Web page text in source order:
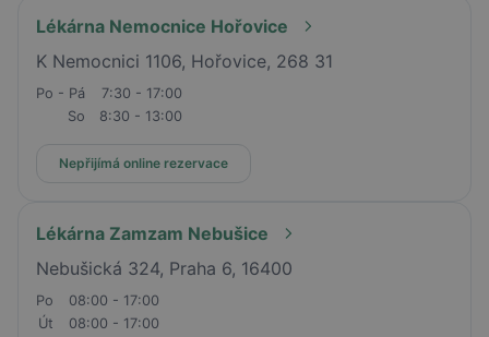
Lékárna Nemocnice Hořovice
K Nemocnici 1106, Hořovice, 268 31
Po - Pá
7:30 - 17:00
So
8:30 - 13:00
Nepřijímá online rezervace
Lékárna Zamzam Nebušice
Nebušická 324, Praha 6, 16400
Po
08:00 - 17:00
Út
08:00 - 17:00